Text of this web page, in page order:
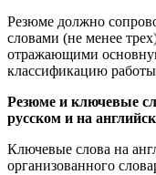
Резюме должно
словами (не менее
отражающими
классификацию
Резюме и ключевые
русском и на
Ключевые слова на
организованного